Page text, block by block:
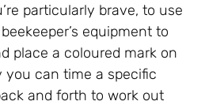
particularly brave, to use
equipment to
place a coloured mark on
you can time a specific
and forth to work out